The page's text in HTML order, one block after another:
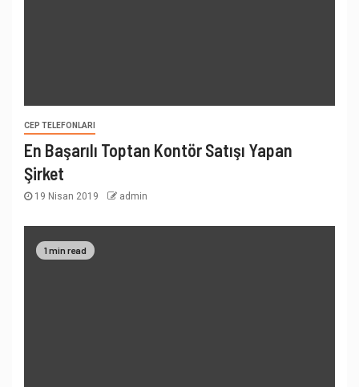
CEP TELEFONLARI
En Başarılı Toptan Kontör Satışı Yapan
Şirket
19 Nisan 2019 admin
1 min read